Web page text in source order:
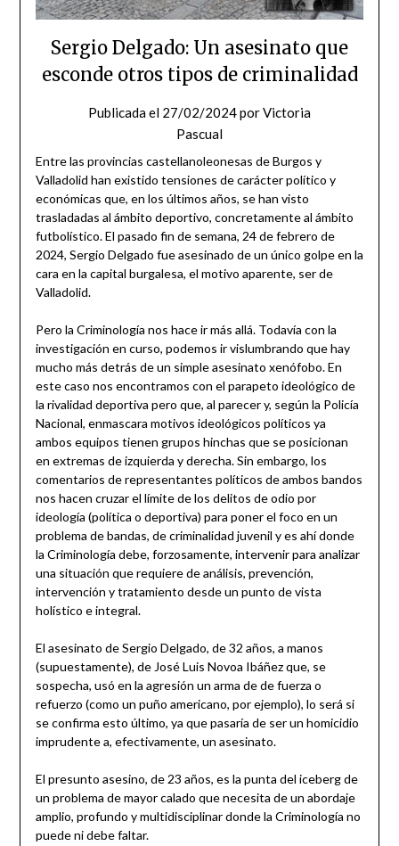
Sergio Delgado: Un asesinato que
esconde otros tipos de criminalidad
Publicada el 27/02/2024porVictoria
Pascual
Entre las provincias castellanoleonesas de Burgos y
Valladolid han existido tensiones de carácter político y
económicas que, en los últimos años, se han visto
trasladadas al ámbito deportivo, concretamente al ámbito
futbolístico. El pasado fin de semana, 24 de febrero de
2024, Sergio Delgado fue asesinado de un único golpe en la
cara en la capital burgalesa, el motivo aparente, ser de
Valladolid.
Pero la Criminología nos hace ir más allá. Todavía con la
investigación en curso, podemos ir vislumbrando que hay
mucho más detrás de un simple asesinato xenófobo. En
este caso nos encontramos con el parapeto ideológico de
la rivalidad deportiva pero que, al parecer y, según la Policía
Nacional, enmascara motivos ideológicos políticos ya
ambos equipos tienen grupos hinchas que se posicionan
en extremas de izquierda y derecha. Sin embargo, los
comentarios de representantes políticos de ambos bandos
nos hacen cruzar el límite de los delitos de odio por
ideología (política o deportiva) para poner el foco en un
problema de bandas, de criminalidad juvenil y es ahí donde
la Criminología debe, forzosamente, intervenir para analizar
una situación que requiere de análisis, prevención,
intervención y tratamiento desde un punto de vista
holístico e integral.
El asesinato de Sergio Delgado, de 32 años, a manos
(supuestamente), de José Luis Novoa Ibáñez que, se
sospecha, usó en la agresión un arma de de fuerza o
refuerzo (como un puño americano, por ejemplo), lo será si
se confirma esto último, ya que pasaría de ser un homicidio
imprudente a, efectivamente, un asesinato.
El presunto asesino, de 23 años, es la punta del iceberg de
un problema de mayor calado que necesita de un abordaje
amplio, profundo y multidisciplinar donde la Criminología no
puede ni debe faltar.